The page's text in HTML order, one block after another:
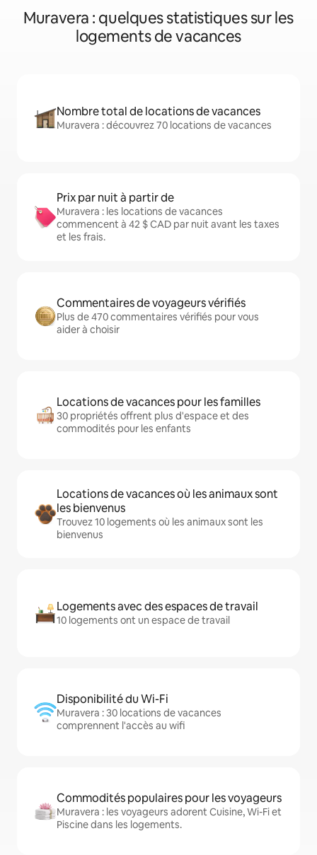
Muravera : quelques statistiques sur les
logements de vacances
Nombre total de locations de vacances
Muravera : découvrez 70 locations de vacances
Prix par nuit à partir de
Muravera : les locations de vacances
commencent à 42 $ CAD par nuit avant les taxes
et les frais.
Commentaires de voyageurs vérifiés
Plus de 470 commentaires vérifiés pour vous
aider à choisir
Locations de vacances pour les familles
30 propriétés offrent plus d'espace et des
commodités pour les enfants
Locations de vacances où les animaux sont
les bienvenus
Trouvez 10 logements où les animaux sont les
bienvenus
Logements avec des espaces de travail
10 logements ont un espace de travail
Disponibilité du Wi-Fi
Muravera : 30 locations de vacances
comprennent l'accès au wifi
Commodités populaires pour les voyageurs
Muravera : les voyageurs adorent Cuisine, Wi-Fi et
Piscine dans les logements.